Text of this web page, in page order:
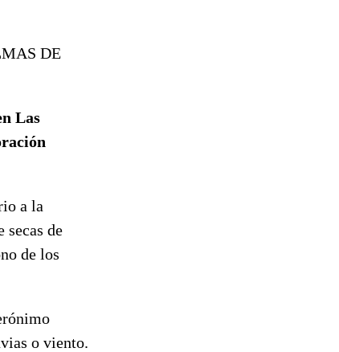
DE
Las
a la
secas de
de los
o viento.